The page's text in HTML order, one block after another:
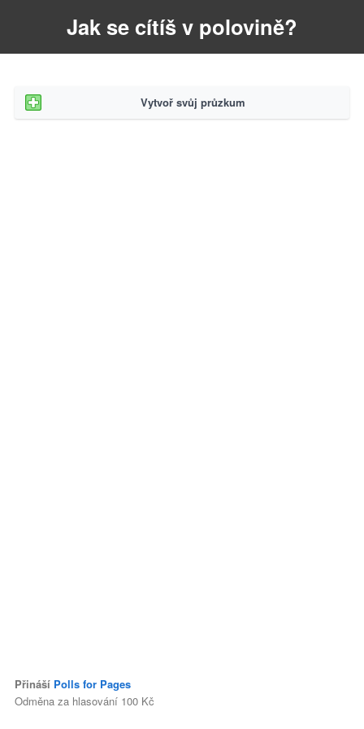
Jak se cítíš v polovině?
Vytvoř svůj průzkum
Přináší Polls for Pages
Odměna za hlasování 100 Kč